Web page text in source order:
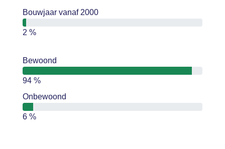
Bouwjaar vanaf 2000
2 %
Bewoond
94 %
Onbewoond
6 %